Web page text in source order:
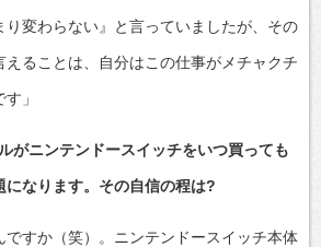
り変わらない』と言っていましたが、その
ることは、自分はこの仕事がメチャクチ
」
がニンテンドースイッチをいつ買っても
になります。その自信の程は?
ですか（笑）。ニンテンドースイッチ本体